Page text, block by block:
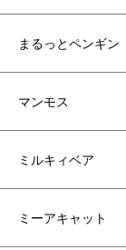
まるっとペンギン
マンモス
ミルキィベア
ミーアキャット